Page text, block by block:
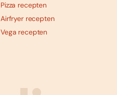
Pizza recepten
Airfryer recepten
Vega recepten